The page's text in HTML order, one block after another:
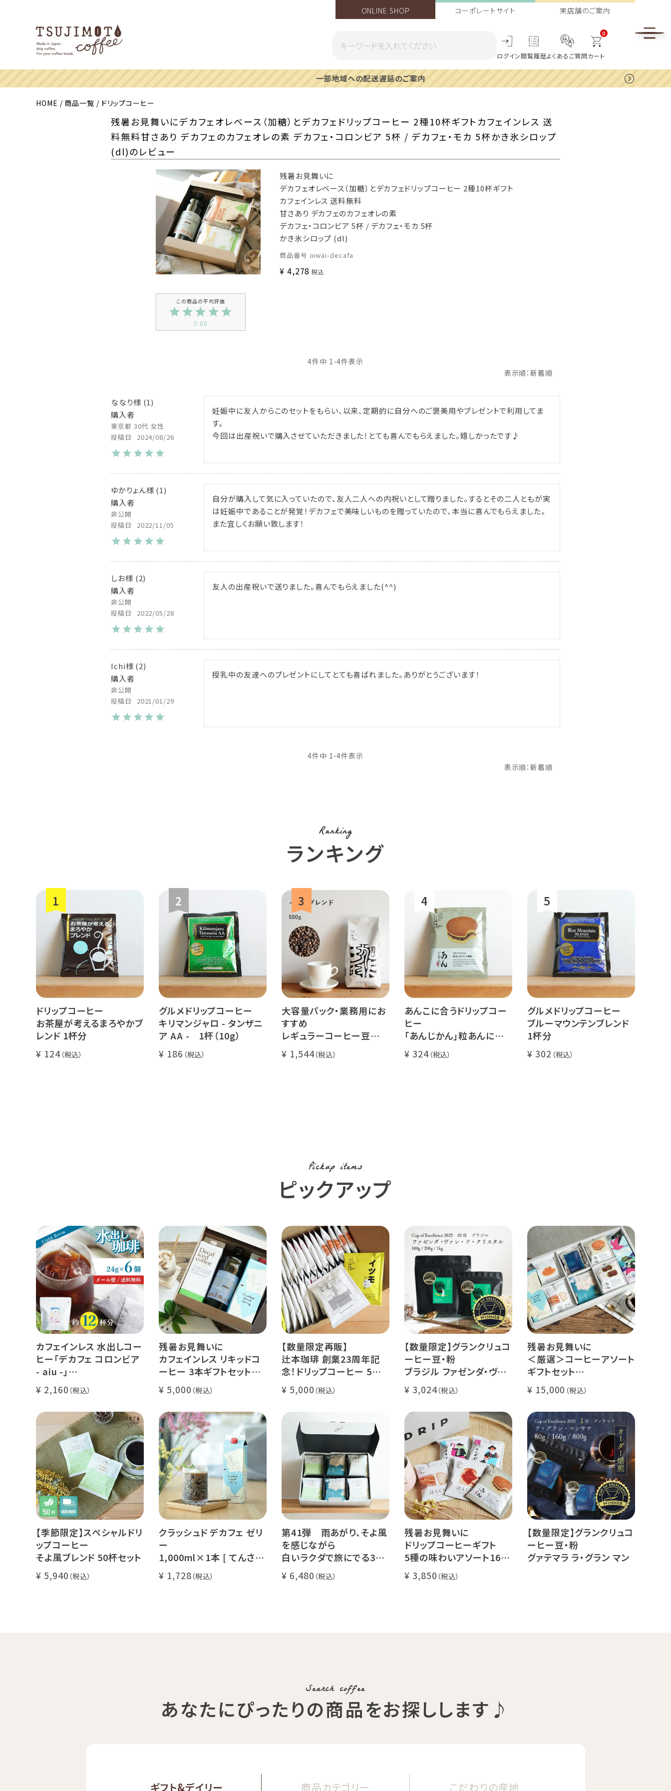
ONLINE SHOP コーポレートサイト 実店舗のご案内
ログイン閲覧履歴よくあるご質問
0
カート
一部地域への配送遅延のご案内
HOME 商品一覧 ドリップコーヒー
残暑お見舞いにデカフェオレベース（加糖）とデカフェドリップコーヒー 2種10杯ギフトカフェインレス 送
料無料甘さあり デカフェのカフェオレの素 デカフェ・コロンビア 5杯 / デカフェ・モカ 5杯かき氷シロップ
(dl)のレビュー
残暑お見舞いに
デカフェオレベース（加糖）とデカフェドリップコーヒー 2種10杯ギフト
カフェインレス 送料無料
甘さあり デカフェのカフェオレの素
デカフェ・コロンビア 5杯 / デカフェ・モカ 5杯
かき氷シロップ (dl)
商品番号 oiwai-decafa
¥ 4,278 税込
5.00
4件中 1-4件表示
ななり
1
購入者
東京都 30代 女性
投稿日
2024/08/26
妊娠中に友人からこのセットをもらい、以来、定期的に自分へのご褒美用やプレゼントで利用してま
す。
今回は出産祝いで購入させていただきました！とても喜んでもらえました。嬉しかったです♪
ゆかりょん
1
購入者
非公開
投稿日
2022/11/05
自分が購入して気に入っていたので、友人二人への内祝いとして贈りました。するとその二人ともが実
は妊娠中であることが発覚！デカフェで美味しいものを贈っていたので、本当に喜んでもらえました。
また宜しくお願い致します！
しお
2
購入者
非公開
投稿日
2022/05/28
友人の出産祝いで送りました。喜んでもらえました(^^)
Ichi
2
購入者
非公開
投稿日
2021/01/29
授乳中の友達へのプレゼントにしてとても喜ばれました。ありがとうございます！
4件中 1-4件表示
Ranking
ランキング
ドリップコーヒー
お茶屋が考えるまろやかブ
レンド 1杯分
124
グルメドリップコーヒー
キリマンジャロ - タンザニ
ア AA - 1杯（10g）
186
大容量パック・業務用にお
すすめ
レギュラーコーヒー豆
イツモブレンド 500g
1,544
あんこに合うドリップコー
ヒー
「あんじかん」粒あんに合う
珈琲 1杯分
324
グルメドリップコーヒー
ブルーマウンテンブレンド
1杯分
302
Pickup items
ピックアップ
カフェインレス 水出しコー
ヒー「デカフェ コロンビア
- aiu -」
24g×6個（約12杯分）
マウンテンウォータープロ
セス カフェインレスコーヒ
ー豆100%使用 メール便
でお届け
2,160
残暑お見舞いに
カフェインレス リキッドコ
ーヒー 3本ギフトセット
クラッシュド デカフェ ゼリ
ー 1本
デカフェ オレベース【無
糖】1本
デカフェ アイスコーヒー 1
本
5,000
【数量限定再販】
辻本珈琲 創業23周年記
念！ドリップコーヒー 5種
50杯セット
アニバーサリーブレンド
（コスタリカ ルワンダ メキ
シコ）
イツモブレンド ヨウソロー
ぱんじかん
期間限定 送料無料
5,000
【数量限定】グランクリュコ
ーヒー豆・粉
ブラジル ファゼンダ・ヴァ
レ・ド・クリスタル（100g /
200g / 1kg）
品種：カトゥカイ・アス
精製方法：ナチュラル
焙煎度：浅煎り
COE Brazil Fazenda
Val
3,024
残暑お見舞いに
＜厳選＞コーヒーアソート
ギフトセット
リキッドコーヒー 2本 + ド
リップコーヒー 10種30杯
クラッシュドデカフェゼリ
ー カリビアントレジャーブ
レンド
グランクリュ スペシャルテ
ィ
15,000
【季節限定】スペシャルドリ
ップコーヒー
そよ風ブレンド 50杯セット
5,940
クラッシュド デカフェ ゼリ
ー
1,000ml×1本 [ てんさい
糖・食物繊維入り ]
カフェインレス コーヒー ノ
1,728
第41弾 雨あがり、そよ風
を感じながら
白いラクダで旅にでる36
杯ギフト
Qグレーダー厳選 スペシャ
6,480
残暑お見舞いに
ドリップコーヒーギフト
5種の味わいアソート16杯
セット
送料無料
3,850
【数量限定】グランクリュコ
ーヒー豆・粉
グァテマラ ラ・グラン マン
Search coffee
あなたにぴったりの商品をお探しします♪
ギフト&デイリー 商品カテゴリー こだわりの産地